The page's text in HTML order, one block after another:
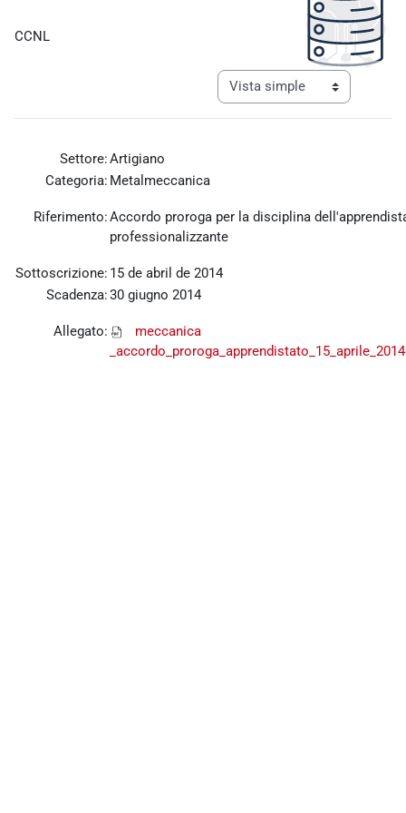
CCNL
Ver modo de navegación
Settore:Artigiano
Categoria: Metalmeccanica
Riferimento:Accordo proroga per la disciplina
professionalizzante
Sottoscrizione: 15 de abril de 2014
Scadenza:30 giugno 2014
Allegato:
meccanica